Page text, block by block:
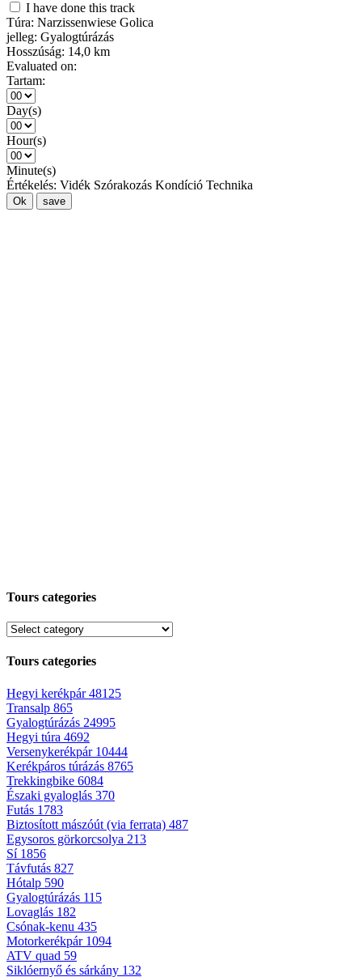
I have done this track
Túra: Narzissenwiese Golica
jelleg: Gyalogtúrázás
Hosszúság: 14,0 km
Evaluated on:
Tartam:
Day(s)
Hour(s)
Minute(s)
Értékelés: Vidék Szórakozás Kondíció Technika
Ok save
Tours categories
Tours categories
Hegyi kerékpár48125
Transalp 865
Gyalogtúrázás 24995
Hegyi túra 4692
Versenykerékpár 10444
Kerékpáros túrázás 8765
Trekkingbike 6084
Északi gyaloglás 370
Futás 1783
Biztosított mászóút (via ferrata) 487
Egysoros görkorcsolya 213
Sí 1856
Távfutás 827
Hótalp 590
Gyalogtúrázás 115
Lovaglás 182
Csónak-kenu 435
Motorkerékpár 1094
ATV quad 59
Siklóernyő és sárkány 132